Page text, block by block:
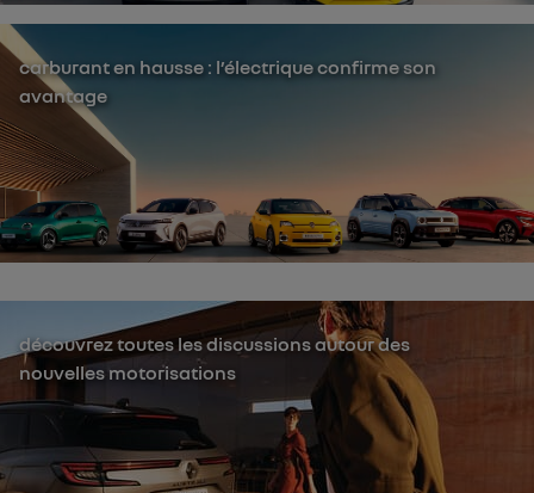
carburant en hausse : l’électrique confirme son
avantage
découvrez toutes les discussions autour des
nouvelles motorisations